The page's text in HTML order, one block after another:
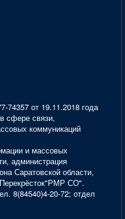
от 19.11.2018 года
сфере связи,
коммуникаций
и массовых
администрация
Саратовской области,
СО".
8(84540)4-20-72; отдел